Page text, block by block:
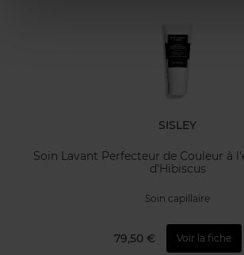
SISLEY
Soin Lavant Perfecteur de Couleur à
d'Hibiscus
Soin capillaire
79,50 € Voir la fiche